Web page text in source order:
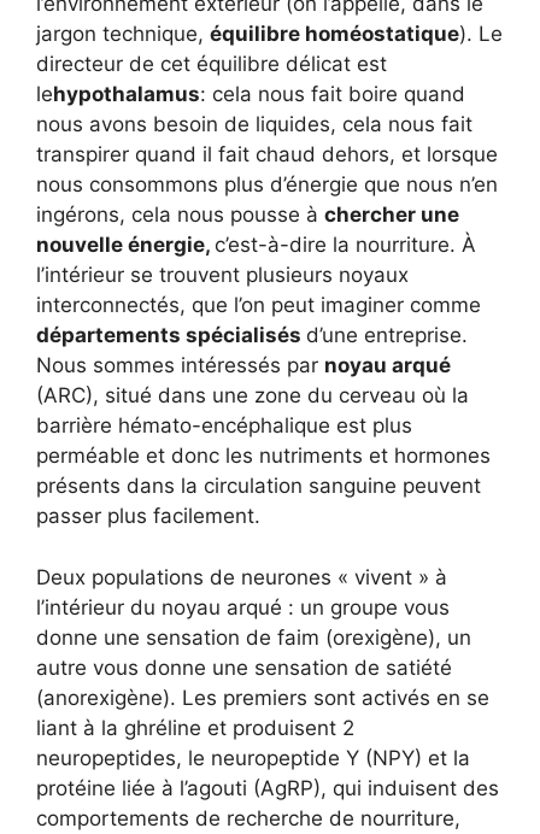
jargon technique, équilibre homéostatique). Le
directeur de cet équilibre délicat est
lehypothalamus: cela nous fait boire quand
nous avons besoin de liquides, cela nous fait
transpirer quand il fait chaud dehors, et lorsque
nous consommons plus d’énergie que nous n’en
ingérons, cela nous pousse à chercher une
nouvelle énergie, c’est-à-dire la nourriture. À
l’intérieur se trouvent plusieurs noyaux
interconnectés, que l’on peut imaginer comme
départements spécialisés d’une entreprise.
Nous sommes intéressés par noyau arqué
(ARC), situé dans une zone du cerveau où la
barrière hémato-encéphalique est plus
perméable et donc les nutriments et hormones
présents dans la circulation sanguine peuvent
passer plus facilement.
Deux populations de neurones « vivent » à
l’intérieur du noyau arqué : un groupe vous
donne une sensation de faim (orexigène), un
autre vous donne une sensation de satiété
(anorexigène). Les premiers sont activés en se
liant à la ghréline et produisent 2
neuropeptides, le neuropeptide Y (NPY) et la
protéine liée à l’agouti (AgRP), qui induisent des
comportements de recherche de nourriture,